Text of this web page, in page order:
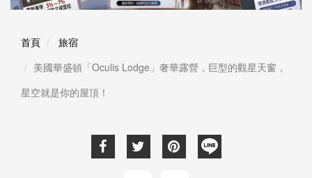
首頁
旅宿
美國華盛頓「Oculis Lodge」奢華露營，巨型的觀星天窗，
星空就是你的屋頂！